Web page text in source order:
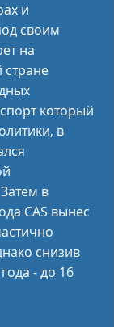
и
своим
на
который
в
в
CAS вынес
снизив
- до 16